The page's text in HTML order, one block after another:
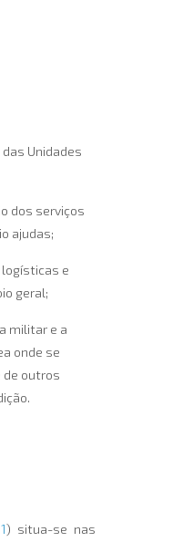
Unidades
dos serviços
ajudas;
e
geral;
militar e a
onde se
de outros
) situa-se nas